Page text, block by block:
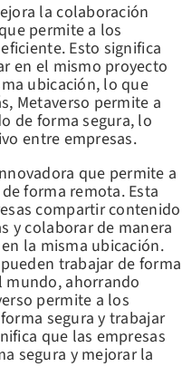
la colaboración
permite a los
Esto significa
en el mismo proyecto
ubicación, lo que
Metaverso permite a
de forma segura, lo
entre empresas.
que permite a
forma remota. Esta
compartir contenido
y colaborar de manera
la misma ubicación.
trabajar de forma
mundo, ahorrando
permite a los
segura y trabajar
que las empresas
segura y mejorar la